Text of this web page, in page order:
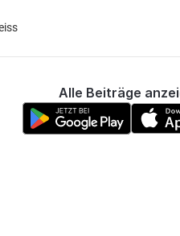
Alle Beiträge